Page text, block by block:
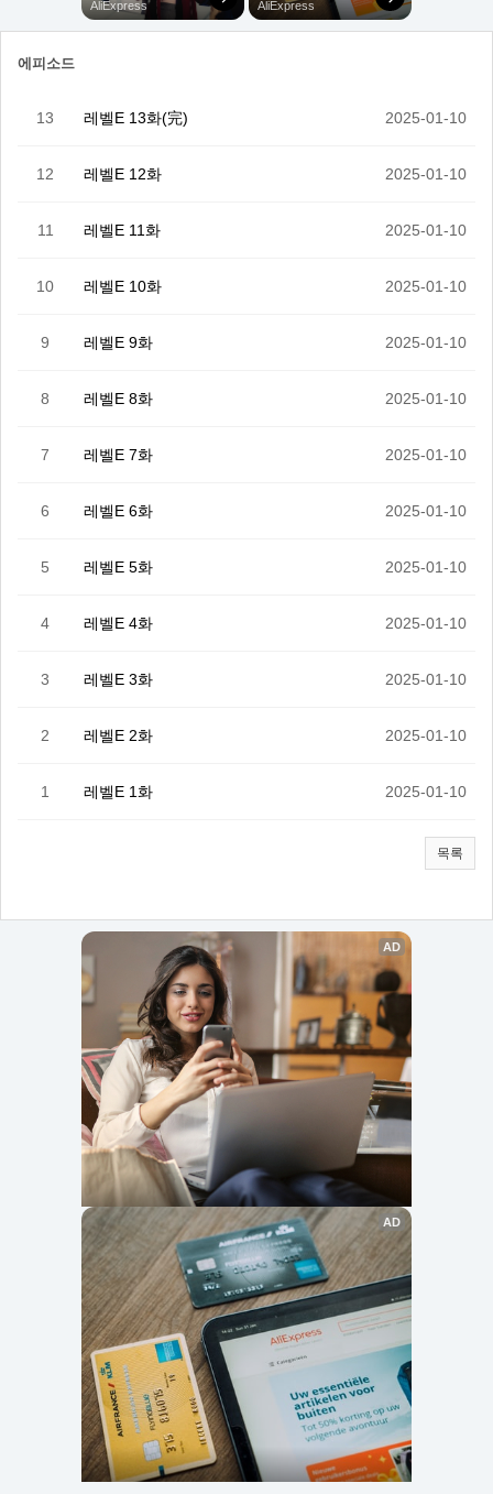
에피소드
13 레벨E 13화(完) 2025-01-10
12 레벨E 12화 2025-01-10
11 레벨E 11화 2025-01-10
10 레벨E 10화 2025-01-10
9 레벨E 9화 2025-01-10
8 레벨E 8화 2025-01-10
7 레벨E 7화 2025-01-10
6 레벨E 6화 2025-01-10
5 레벨E 5화 2025-01-10
4 레벨E 4화 2025-01-10
3 레벨E 3화 2025-01-10
2 레벨E 2화 2025-01-10
1 레벨E 1화 2025-01-10
목록